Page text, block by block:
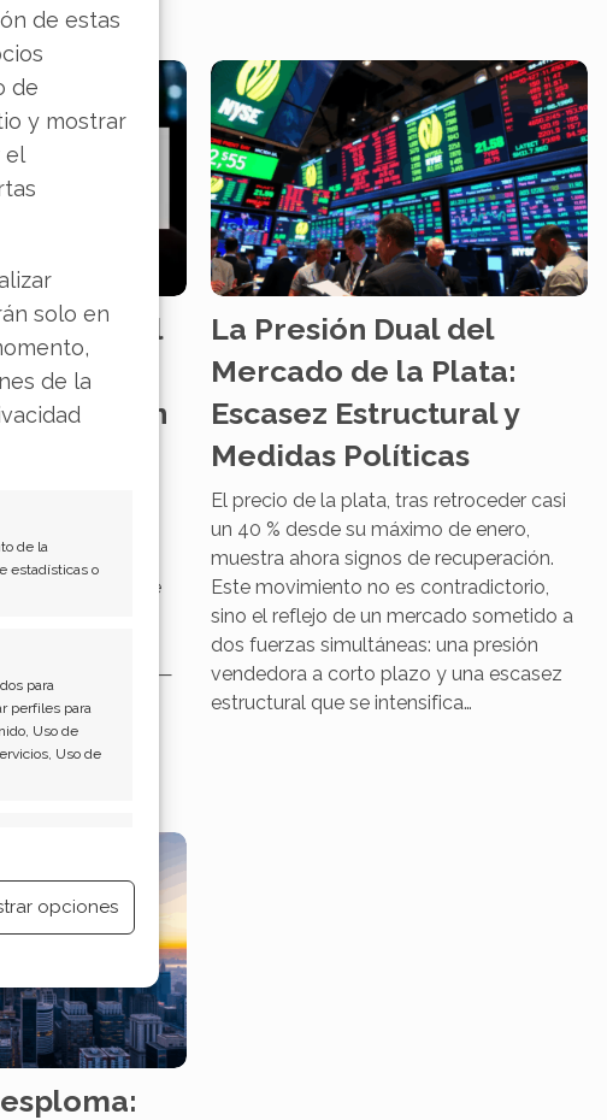
de estas
de
y mostrar
el
solo en
de la
de la
estadísticas o
para
perfiles para
Uso de
Uso de
Siempre activo
opciones
El
y el
Agravan
dólares la
veía desde que
de enero —
La Presión Dual del
Mercado de la Plata:
Escasez Estructural y
Medidas Políticas
El precio de la plata, tras retroceder casi
un 40 % desde su máximo de enero,
muestra ahora signos de recuperación.
Este movimiento no es contradictorio,
sino el reflejo de un mercado sometido a
dos fuerzas simultáneas: una presión
vendedora a corto plazo y una escasez
estructural que se intensifica…